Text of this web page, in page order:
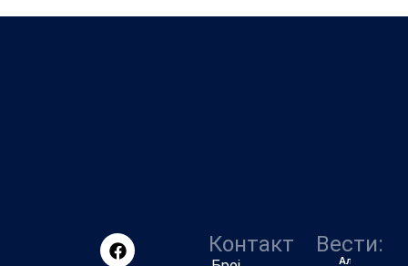
Контакт Вести:
Алексић: